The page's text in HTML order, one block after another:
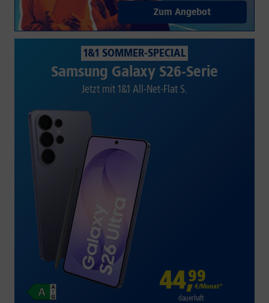
Zum Angebot
1&1 SOMMER-SPECIAL
Samsung Galaxy S26-Serie
Jetzt mit 1&1 All-Net-Flat S.
44,99
€/Monat*
dauerhaft